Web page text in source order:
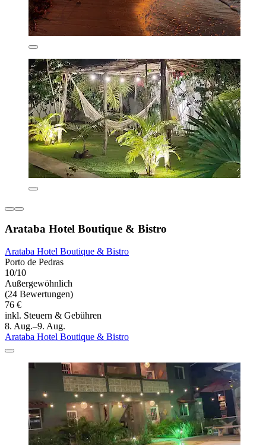
Arataba Hotel Boutique & Bistro
Arataba Hotel Boutique & Bistro
Porto de Pedras
10/10
Außergewöhnlich
(24 Bewertungen)
76 €
inkl. Steuern & Gebühren
8. Aug.–9. Aug.
Arataba Hotel Boutique & Bistro